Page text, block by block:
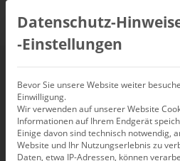
Bronzezeit
Zeit läuft von links nach
Datenschutz-
‑Einstellungen
Bevor Sie unsere Website weiter
Einwilligung.
Wir verwenden auf unserer Website
Informationen auf Ihrem Endgerät
Einige davon sind technisch notwendig,
Website und Ihr Nutzungserlebnis zu
Daten, etwa IP-Adressen, können